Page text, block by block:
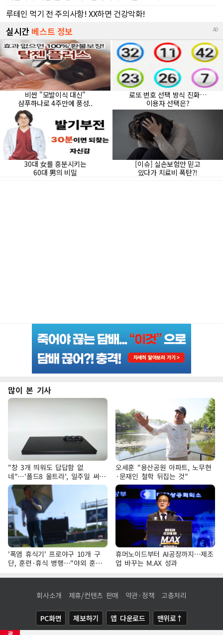
광
많이 본 기사
"창 3개 띄워도 답답함 없
네"…'폴드8 울트라', 일주일 써보
니
오세훈 "용산공원 아파트, 노무현
·문재인 철학 뒤집는 것"
'폭염 휴식기' 프로야구 10개 구
단, 훈련·휴식 병행…"야외 훈련
해도 안전 최우선"
휴머노이드부터 AI공장까지…제조
업 바꾸는 M.AX 성과
회사소개 제휴/컨텐츠 판매 약관·정책 고충처리
PC화면 제보하기 앱 다운로드 맨위로↑